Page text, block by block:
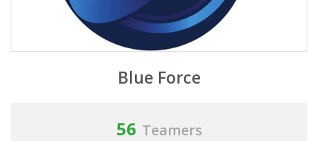
Blue Force
56 Teamers